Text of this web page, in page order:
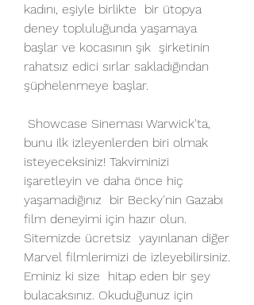
kadını, eşiyle birlikte  bir ütopya
deney topluluğunda yaşamaya
başlar ve kocasının şık  şirketinin
rahatsız edici sırlar sakladığından
şüphelenmeye başlar.
bunu ilk izleyenlerden biri olmak
isteyeceksiniz! Takviminizi
işaretleyin ve daha önce hiç
yaşamadığınız  bir Becky'nin Gazabı
film deneyimi için hazır olun.
Sitemizde ücretsiz  yayınlanan diğer
Marvel filmlerimizi de izleyebilirsiniz.
Eminiz ki size  hitap eden bir şey
bulacaksınız. Okuduğunuz için